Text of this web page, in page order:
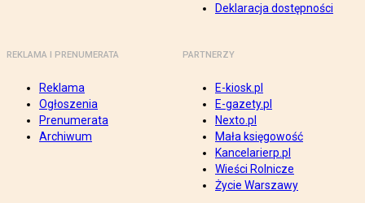
Deklaracja dostępności
REKLAMA I PRENUMERATA
Reklama
Ogłoszenia
Prenumerata
Archiwum
PARTNERZY
E-kiosk.pl
E-gazety.pl
Nexto.pl
Mała księgowość
Kancelarierp.pl
Wieści Rolnicze
Życie Warszawy